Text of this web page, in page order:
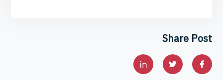
Share Post